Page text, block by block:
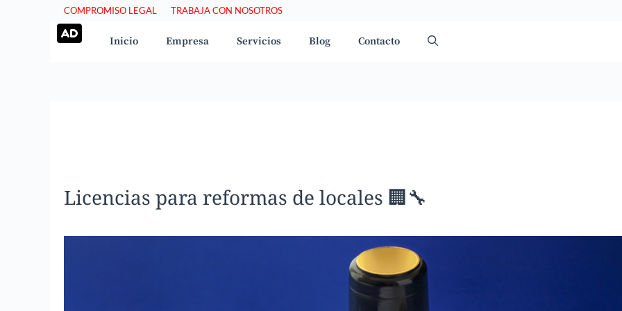
COMPROMISO LEGAL TRABAJA CON NOSOTROS
Inicio Empresa Servicios Blog Contacto
Licencias para reformas de locales 🏢🔧